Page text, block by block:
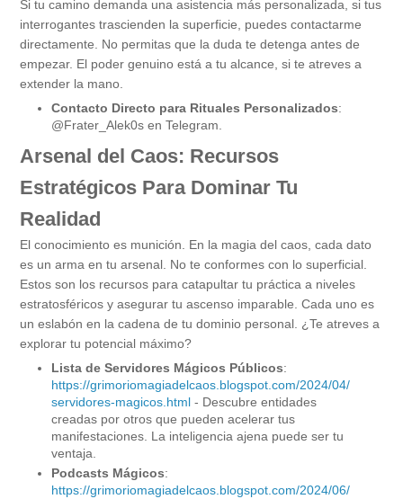
Si tu camino demanda una asistencia más personalizada, si tus
interrogantes trascienden la superficie, puedes contactarme
directamente. No permitas que la duda te detenga antes de
empezar. El poder genuino está a tu alcance, si te atreves a
extender la mano.
Contacto Directo para Rituales Personalizados:
@Frater_Alek0s en Telegram.
Arsenal del Caos: Recursos
Estratégicos Para Dominar Tu
Realidad
El conocimiento es munición. En la magia del caos, cada dato
es un arma en tu arsenal. No te conformes con lo superficial.
Estos son los recursos para catapultar tu práctica a niveles
estratosféricos y asegurar tu ascenso imparable. Cada uno es
un eslabón en la cadena de tu dominio personal. ¿Te atreves a
explorar tu potencial máximo?
Lista de Servidores Mágicos Públicos:
https://grimoriomagiadelcaos.blogspot.com/2024/04/
servidores-magicos.html - Descubre entidades
creadas por otros que pueden acelerar tus
manifestaciones. La inteligencia ajena puede ser tu
ventaja.
Podcasts Mágicos:
https://grimoriomagiadelcaos.blogspot.com/2024/06/